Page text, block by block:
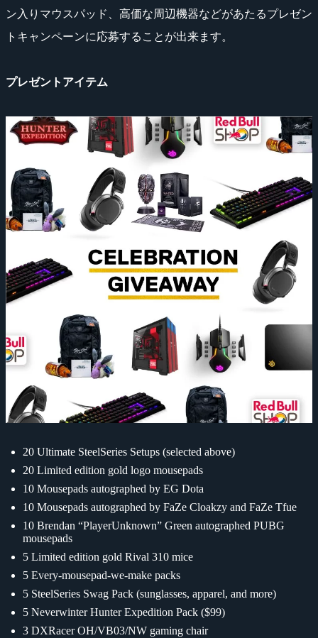
ン入りマウスパッド、高価な周辺機器などがあたるプレゼン
トキャンペーンに応募することが出来ます。
プレゼントアイテム
20 Ultimate SteelSeries Setups (selected above)
20 Limited edition gold logo mousepads
10 Mousepads autographed by EG Dota
10 Mousepads autographed by FaZe Cloakzy and FaZe Tfue
10 Brendan “PlayerUnknown” Green autographed PUBG
mousepads
5 Limited edition gold Rival 310 mice
5 Every-mousepad-we-make packs
5 SteelSeries Swag Pack (sunglasses, apparel, and more)
5 Neverwinter Hunter Expedition Pack ($99)
3 DXRacer OH/VB03/NW gaming chair